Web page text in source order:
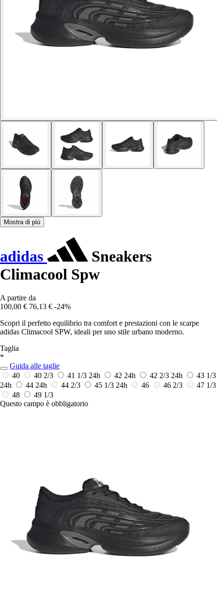
Mostra di più
adidas
Sneakers
Climacool Spw
A partire da
100,00 € 76,13 € -24%
Scopri il perfetto equilibrio tra comfort e prestazioni con le scarpe
adidas Climacool SPW, ideali per uno stile urbano moderno.
Taglia
*
Guida alle taglie
40
40 2/3 41 1/3 24h 42 24h 42 2/3 24h
43 1/3
24h
44 24h 44 2/3 45 1/3 24h 46 46 2/3
47 1/3
48
49 1/3
Questo campo è obbligatorio